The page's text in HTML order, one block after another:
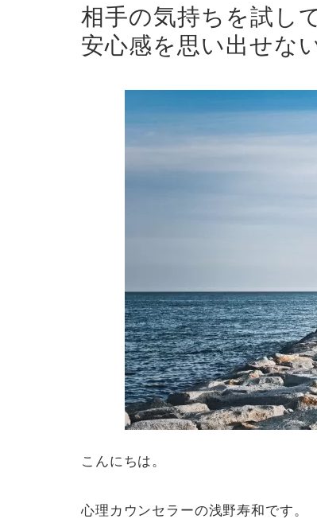
相手の気持ちを試し
安心感を思い出せな
こんにちは。
心理カウンセラーの浅野寿和です。